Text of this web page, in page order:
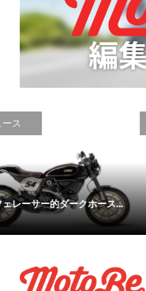
【究極の進化】SUZUKIを代表す
る...